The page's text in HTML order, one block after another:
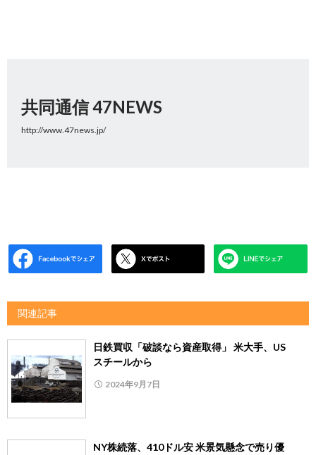
共同通信 47NEWS
http://www.47news.jp/
関連記事
日鉄買収「破談なら資産取得」 米大手、US
スチールから
2024年9月7日
NY株続落、410ドル安 米景気懸念で売り優